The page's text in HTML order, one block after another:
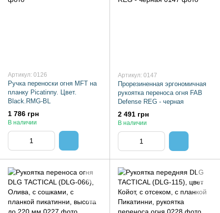
Артикул: 0126
Ручка переноски огня MFT на
планку Picatinny. Цвет.
Black.RMG-BL
1 786 грн
В наличии
Артикул: 0147
Прорезиненная эргономичная
рукоятка переноса огня FAB
Defense REG - черная
2 491 грн
В наличии